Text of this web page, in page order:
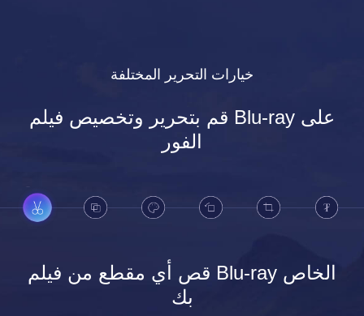
خيارات التحرير المختلفة
قم بتحرير وتخصيص فيلم Blu-ray على
الفور
قص أي مقطع من فيلم Blu-ray الخاص
بك